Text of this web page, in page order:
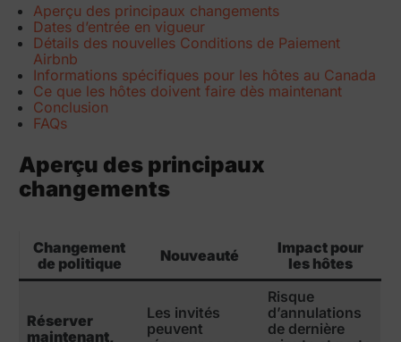
Aperçu des principaux changements
Dates d’entrée en vigueur
Détails des nouvelles Conditions de Paiement
Airbnb
Informations spécifiques pour les hôtes au Canada
Ce que les hôtes doivent faire dès maintenant
Conclusion
FAQs
Aperçu des principaux
changements
Changement
de politique
Nouveauté
Impact pour
les hôtes
Réserver
maintenant,
Les invités
peuvent
Risque
d’annulations
de dernière